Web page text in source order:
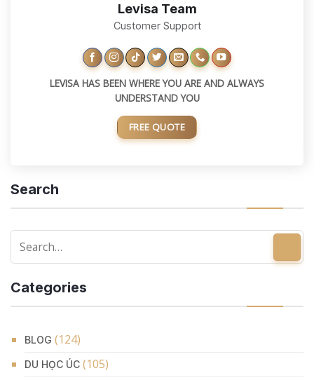
Levisa Team
Customer Support
LEVISA HAS BEEN WHERE YOU ARE AND ALWAYS
UNDERSTAND YOU
FREE QUOTE
Search
Categories
BLOG (124)
DU HỌC ÚC (105)